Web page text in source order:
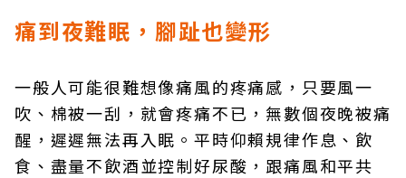
痛到夜難眠，腳趾也變形
一般人可能很難想像痛風的疼痛感，只要風一
吹、棉被一刮，就會疼痛不已，無數個夜晚被痛
醒，遲遲無法再入眠。平時仰賴規律作息、飲
食、盡量不飲酒並控制好尿酸，跟痛風和平共